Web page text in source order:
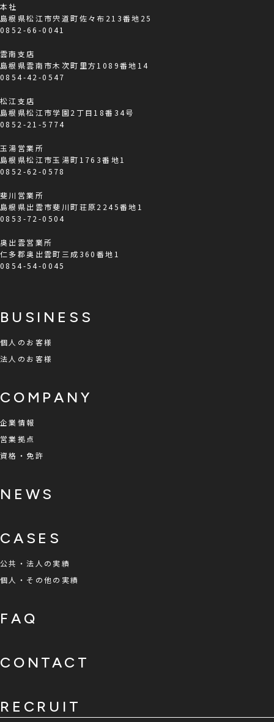
本社
島根県松江市宍道町佐々布213番地25
0852-66-0041
雲南支店
島根県雲南市木次町里方1089番地14
0854-42-0547
松江支店
島根県松江市学園2丁目18番34号
0852-21-5774
玉湯営業所
島根県松江市玉湯町1763番地1
0852-62-0578
斐川営業所
島根県出雲市斐川町荘原2245番地1
0853-72-0504
奥出雲営業所
仁多郡奥出雲町三成360番地1
0854-54-0045
BUSINESS
個人のお客様
法人のお客様
COMPANY
企業情報
営業拠点
資格・免許
NEWS
CASES
公共・法人の実績
個人・その他の実績
FAQ
CONTACT
RECRUIT